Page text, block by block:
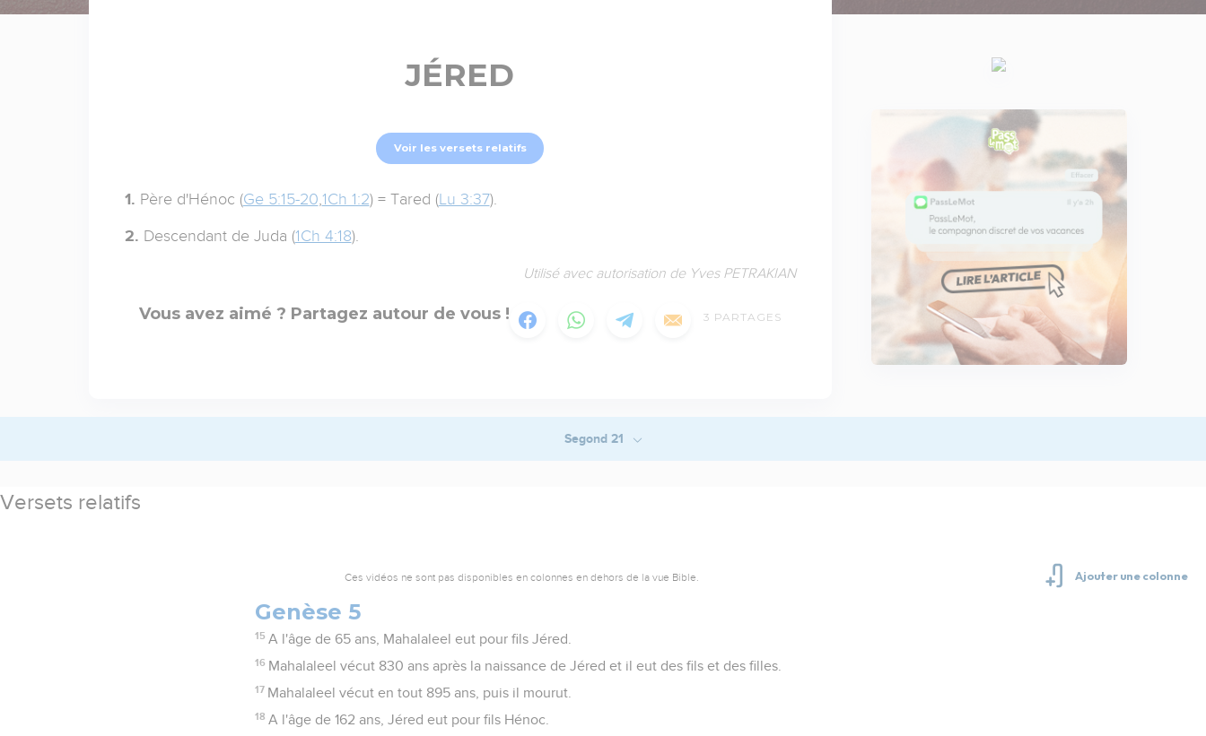
JÉRED
Voir les versets relatifs
1. Père d'Hénoc (Ge 5:15-20 1Ch 1:2) = Tared (Lu 3:37).
2. Descendant de Juda (1Ch 4:18).
Utilisé avec autorisation de Yves PETRAKIAN
Vous avez aimé ? Partagez autour de vous ! 3 PARTAGES
Segond 21
Versets relatifs
Ces vidéos ne sont pas disponibles en colonnes en dehors de la vue Bible.
Genèse 5
15 A l'âge de 65 ans, Mahalaleel eut pour fils Jéred.
16 Mahalaleel vécut 830 ans après la naissance de Jéred et il eut des fils et des filles.
17 Mahalaleel vécut en tout 895 ans, puis il mourut.
18 A l'âge de 162 ans, Jéred eut pour fils Hénoc.